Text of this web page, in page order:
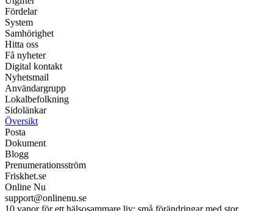
Fördelar
System
Samhörighet
Hitta oss
Få nyheter
Digital kontakt
Nyhetsmail
Användargrupp
Lokalbefolkning
Sidolänkar
Översikt
Posta
Dokument
Blogg
Prenumerationsström
Friskhet.se
Online Nu
support@onlinenu.se
10 vanor för ett hälsosammare liv: små förändringar med stor